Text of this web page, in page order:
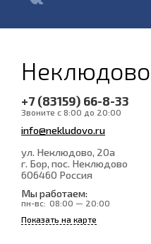
+7 (83159) 66-8-33
Звоните с 8:00 до 20:00
info@nekludovo.ru
ул. Неклюдово, 20а
г. Бор, пос. Неклюдово
606460 Россия
Мы работаем:
пн-вс: 08:00 — 20:00
Показать на карте